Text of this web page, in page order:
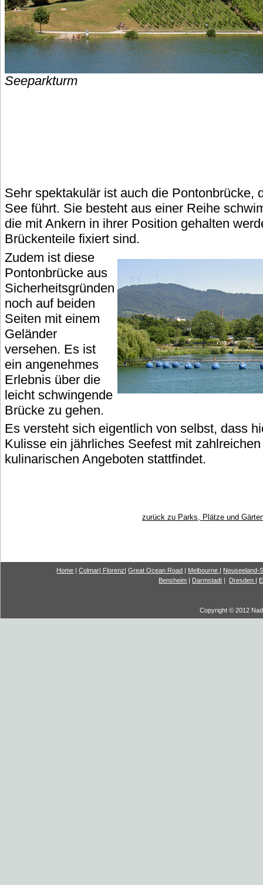
Seeparkturm
Sehr spektakulär ist auch die Pontonbrücke,
See führt. Sie besteht aus einer Reihe
die mit Ankern in ihrer Position gehalten
Brückenteile fixiert sind.
Zudem ist diese
Pontonbrücke aus
Sicherheitsgründen
noch auf beiden
Seiten mit einem
Geländer
versehen. Es ist
ein angenehmes
Erlebnis über die
leicht schwingende
Brücke zu gehen.
Es versteht sich eigentlich von selbst, dass
Kulisse ein jährliches Seefest mit
kulinarischen Angeboten stattfindet.
zurück zu Parks, Plätze und
Home |Colmar| Florenz|Great Ocean Road | Melbourne | Neuseeland-
Bensheim | Darmstadt | Dresden |
Copyright © 2012